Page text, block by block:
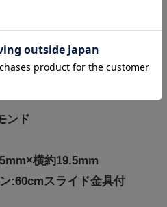
ンド
横約19.5mm
:60cmスライド金具付